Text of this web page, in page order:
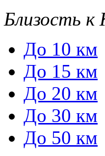
Близость
До 10 км
До 15 км
До 20 км
До 30 км
До 50 км